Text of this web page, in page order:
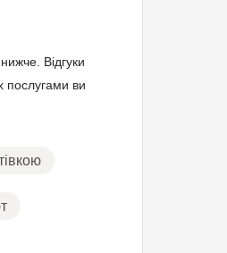
Відгуки
послугами ви